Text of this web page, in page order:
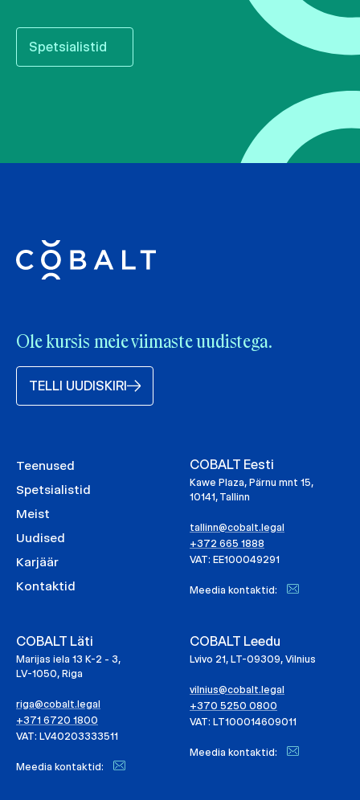
Spetsialistid
Ole kursis meie viimaste uudistega.
TELLI UUDISKIRI
Teenused
Spetsialistid
Meist
Uudised
Karjäär
Kontaktid
COBALT Eesti
Kawe Plaza, Pärnu mnt 15,
10141, Tallinn
tallinn@cobalt.legal
+372 665 1888
VAT: EE100049291
Meedia kontaktid:
COBALT Läti
Marijas iela 13 K-2 - 3,
LV-1050, Riga
riga@cobalt.legal
+371 6720 1800
VAT: LV40203333511
Meedia kontaktid:
COBALT Leedu
Lvivo 21, LT-09309, Vilnius
vilnius@cobalt.legal
+370 5250 0800
VAT: LT100014609011
Meedia kontaktid: